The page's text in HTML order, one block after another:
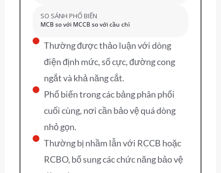
SO SÁNH PHỔ BIẾN
MCB so với MCCB so với cầu chì
Thường được thảo luận với dòng
điện định mức, số cực, đường cong
ngắt và khả năng cắt.
Phổ biến trong các bảng phân phối
cuối cùng, nơi cần bảo vệ quá dòng
nhỏ gọn.
Thường bị nhầm lẫn với RCCB hoặc
RCBO, bổ sung các chức năng bảo vệ